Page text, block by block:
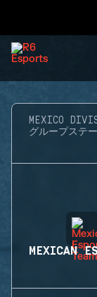
MEXICO
グループステ